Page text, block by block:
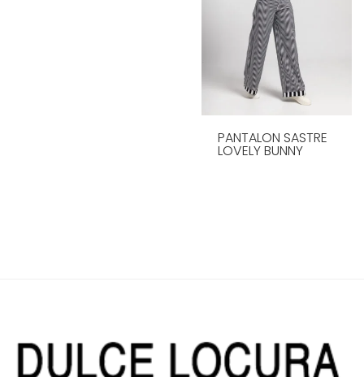
PANTALON SASTRE
LOVELY BUNNY